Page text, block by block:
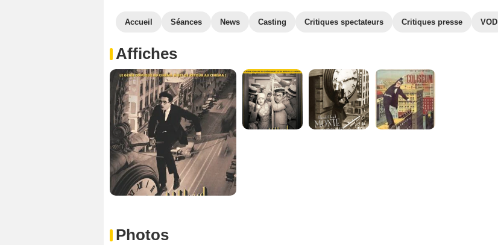
Accueil Séances News Casting Critiques spectateurs Critiques presse VOD
Affiches
Photos